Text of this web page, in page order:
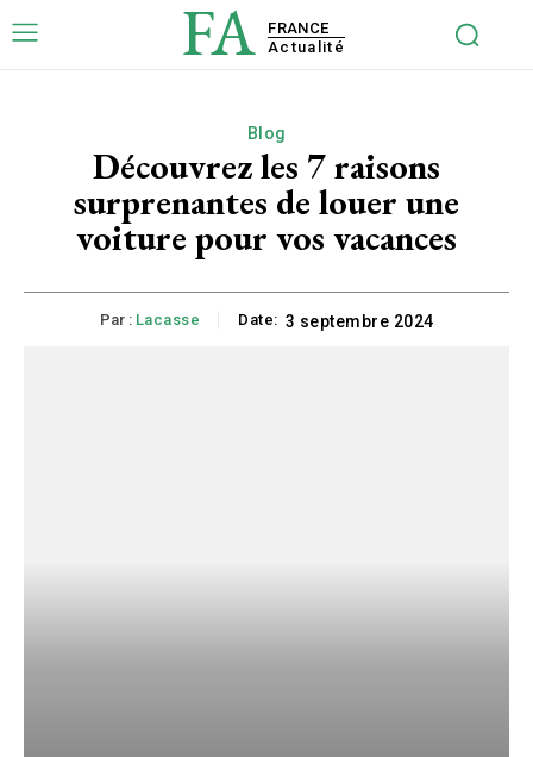
FA
FRANCE
Actualité
Blog
Découvrez les 7 raisons
surprenantes de louer une
voiture pour vos vacances
Par : Lacasse Date: 3 septembre 2024